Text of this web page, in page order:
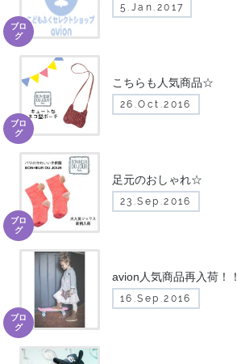
5.Jan.2017
ブロ
グ
こちらも人気商品☆
26.Oct.2016
ブロ
グ
足元のおしゃれ☆
23.Sep.2016
ブロ
グ
avion人気商品再入荷！！
16.Sep.2016
ブロ
グ